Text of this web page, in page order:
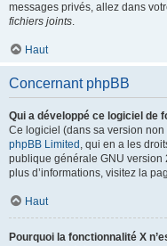
messages privés, allez dans
fichiers joints.
Haut
Concernant phpBB
Qui a développé ce logiciel de
Ce logiciel (dans sa version
phpBB Limited , qui en a les
publique générale GNU version
plus d’informations, visitez la
Haut
Pourquoi la fonctionnalité X